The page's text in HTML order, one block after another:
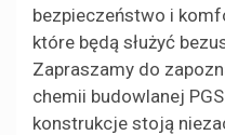
bezpieczeństwo i
które będą służyć
Zapraszamy do
chemii budowlanej
konstrukcje stoją